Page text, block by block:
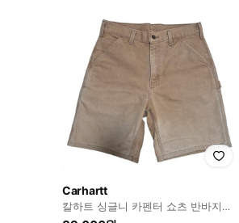
Carhartt
칼하트 싱글니 카펜터 쇼츠 반바지
B25 BRN